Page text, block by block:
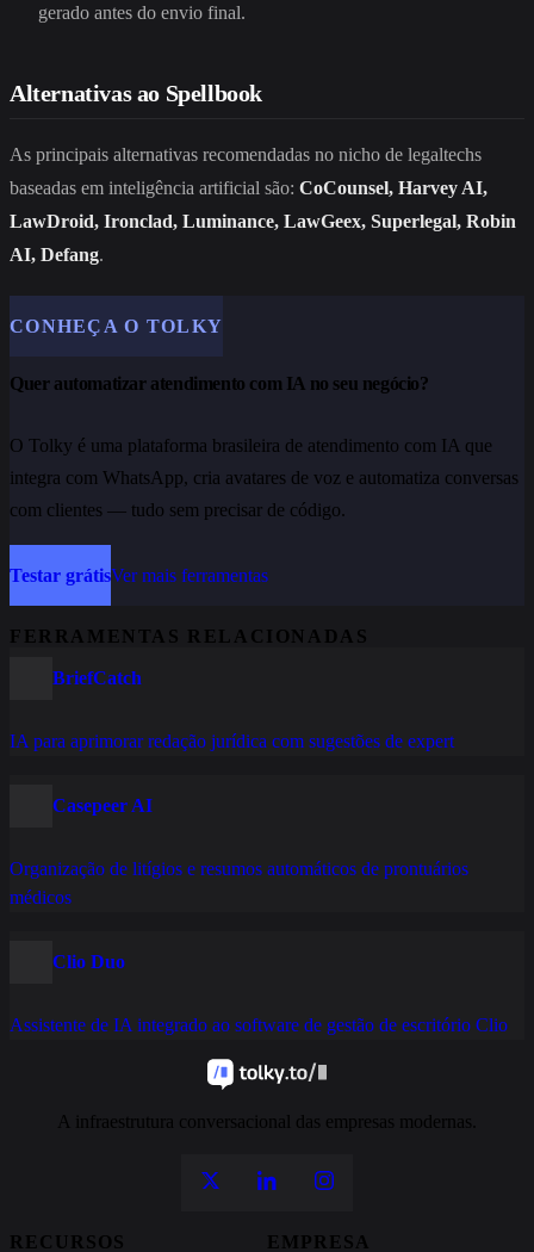
gerado antes do envio final.
Alternativas ao Spellbook
As principais alternativas recomendadas no nicho de legaltechs
baseadas em inteligência artificial são: CoCounsel, Harvey AI,
LawDroid, Ironclad, Luminance, LawGeex, Superlegal, Robin
AI, Defang.
CONHEÇA O TOLKY
Quer automatizar atendimento com IA no seu negócio?
O Tolky é uma plataforma brasileira de atendimento com IA que
integra com WhatsApp, cria avatares de voz e automatiza conversas
com clientes — tudo sem precisar de código.
Testar grátisVer mais ferramentas
FERRAMENTAS RELACIONADAS
BriefCatch
IA para aprimorar redação jurídica com sugestões de expert
Casepeer AI
Organização de litígios e resumos automáticos de prontuários
médicos
Clio Duo
Assistente de IA integrado ao software de gestão de escritório Clio
A infraestrutura conversacional das empresas modernas.
RECURSOS EMPRESA